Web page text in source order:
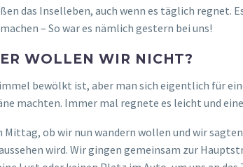
das Inselleben, auch wenn es täglich
– So war es nämlich gestern bei uns!
WOLLEN WIR NICHT?
bewölkt ist, aber man sich eigentlich für
machten. Immer mal regnete es leicht und
Mittag, ob wir nun wandern wollen und wir
wird. Wir gingen gemeinsam zur